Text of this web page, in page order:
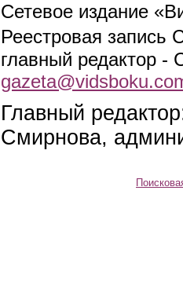
Сетевое издание
Реестровая запись
главный редактор
Главный
Смирнова,